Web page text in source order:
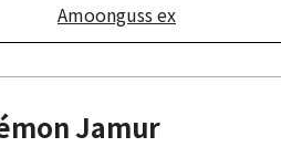
Amoonguss ex
Jamur